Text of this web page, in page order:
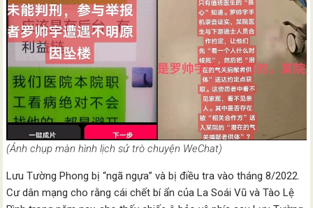
(Ảnh chụp màn hình lịch sử trò chuyện WeChat)
Lưu Tường Phong bị “ngã ngựa” và bị điều tra vào tháng 8/2022.
Cư dân mạng cho rằng cái chết bí ẩn của La Soái Vũ và Tào Lệ